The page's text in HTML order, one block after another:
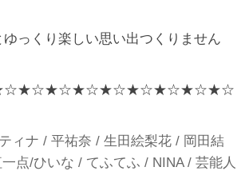
っくり楽しい思い出つくりません
ィナ / 平祐奈 / 生田絵梨花 / 岡田結
点/ひいな / てふてふ / NINA / 芸能人